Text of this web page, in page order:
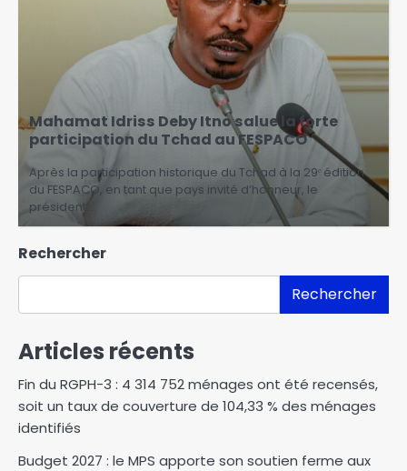
Mahamat Idriss Deby Itno salue la forte
participation du Tchad au FESPACO
Après la participation historique du Tchad à la 29ᵉ édition
du FESPACO, en tant que pays invité d’honneur, le
président…
Rechercher
Rechercher
Articles récents
Fin du RGPH-3 : 4 314 752 ménages ont été recensés,
soit un taux de couverture de 104,33 % des ménages
identifiés
Budget 2027 : le MPS apporte son soutien ferme aux